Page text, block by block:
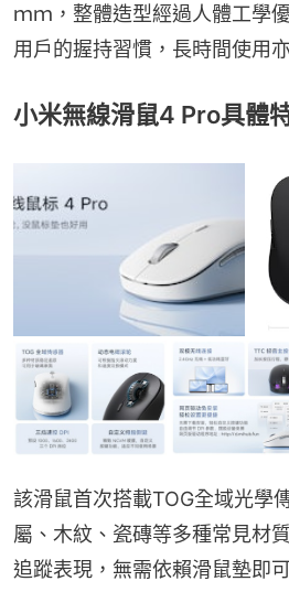
ｍｍ，整體造型經過人體工學
用戶的握持習慣，長時間使用
小米無線滑鼠4 Pro具
該滑鼠首次搭載TOG全域光學
屬、木紋、瓷磚等多種常見材
追蹤表現，無需依賴滑鼠墊即